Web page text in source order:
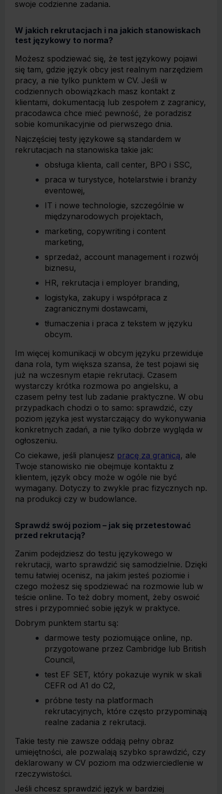
swoje codzienne zadania.
W jakich rekrutacjach i na jakich stanowiskach
test językowy to norma?
Możesz spodziewać się, że test językowy pojawi
się tam, gdzie język obcy jest realnym narzędziem
pracy, a nie tylko punktem w CV. Jeśli w
codziennych obowiązkach masz kontakt z
klientami, dokumentacją lub zespołem z zagranicy,
pracodawca chce mieć pewność, że poradzisz
sobie komunikacyjnie od pierwszego dnia.
Najczęściej testy językowe są standardem w
rekrutacjach na stanowiska takie jak:
obsługa klienta, call center, BPO i SSC,
praca w turystyce, hotelarstwie i branży
eventowej,
IT i nowe technologie, szczególnie w
międzynarodowych projektach,
marketing, copywriting i content
marketing,
sprzedaż, account management i rozwój
biznesu,
HR, rekrutacja i employer branding,
logistyka, zakupy i współpraca z
zagranicznymi dostawcami,
tłumaczenia i praca z tekstem w języku
obcym.
Im więcej komunikacji w obcym języku przewiduje
dana rola, tym większa szansa, że test pojawi się
już na wczesnym etapie rekrutacji. Czasem
wystarczy krótka rozmowa po angielsku, a
czasem pełny test lub zadanie praktyczne. W obu
przypadkach chodzi o to samo: sprawdzić, czy
poziom języka jest wystarczający do wykonywania
konkretnych zadań, a nie tylko dobrze wygląda w
ogłoszeniu.
Co ciekawe, jeśli planujesz pracę za granicą, ale
Twoje stanowisko nie obejmuje kontaktu z
klientem, język obcy może w ogóle nie być
wymagany. Dotyczy to zwykle prac fizycznych np.
na produkcji czy w budowlance.
Sprawdź swój poziom – jak się przetestować
przed rekrutacją?
Zanim podejdziesz do testu językowego w
rekrutacji, warto sprawdzić się samodzielnie. Dzięki
temu łatwiej ocenisz, na jakim jesteś poziomie i
czego możesz się spodziewać na rozmowie lub w
teście online. To też dobry moment, żeby oswoić
stres i przypomnieć sobie język w praktyce.
Dobrym punktem startu są:
darmowe testy poziomujące online, np.
przygotowane przez Cambridge lub British
Council,
test EF SET, który pokazuje wynik w skali
CEFR od A1 do C2,
próbne testy na platformach
rekrutacyjnych, które często przypominają
realne zadania z rekrutacji.
Takie testy nie zawsze oddają pełny obraz
umiejętności, ale pozwalają szybko sprawdzić, czy
deklarowany w CV poziom ma odzwierciedlenie w
rzeczywistości.
Jeśli chcesz sprawdzić język w bardziej